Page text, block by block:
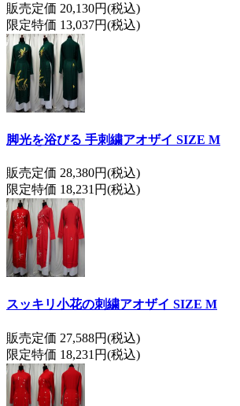
販売定価 20,130円(税込)
限定特価 13,037円(税込)
脚光を浴びる 手刺繍アオザイ SIZE M
販売定価 28,380円(税込)
限定特価 18,231円(税込)
スッキリ小花の刺繍アオザイ SIZE M
販売定価 27,588円(税込)
限定特価 18,231円(税込)